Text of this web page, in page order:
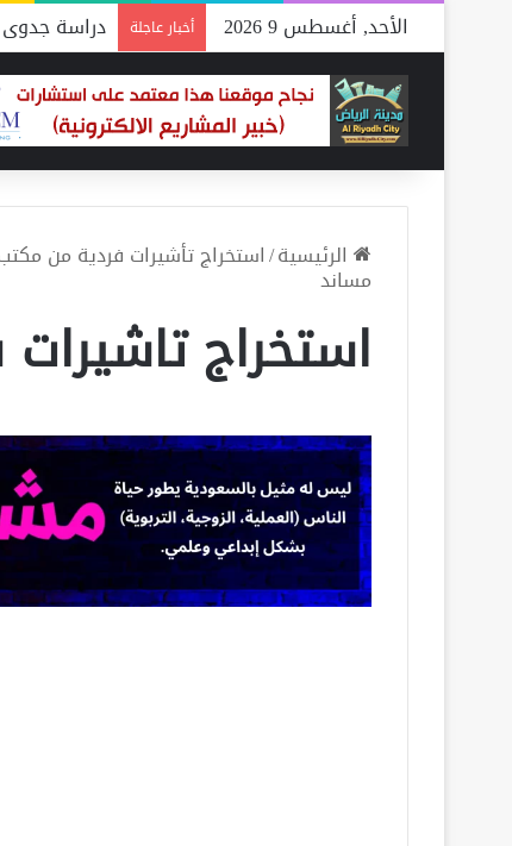
الأحد, أغسطس 9 2026 أخبار عاجلة دراسة جدوى
الرئيسية/استخراج تأشيرات فردية من
مساند
استخراج